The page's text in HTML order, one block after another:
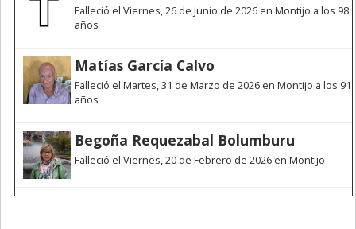
Falleció el Viernes, 26 de Junio de 2026 en Montijo a los 98
años
Matías García Calvo
Falleció el Martes, 31 de Marzo de 2026 en Montijo a los 91
años
Begoña Requezabal Bolumburu
Falleció el Viernes, 20 de Febrero de 2026 en Montijo